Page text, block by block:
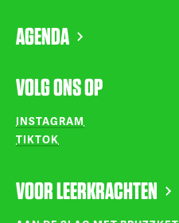
AGENDA
VOLG ONS OP
INSTAGRAM
TIKTOK
VOOR LEERKRACHTEN